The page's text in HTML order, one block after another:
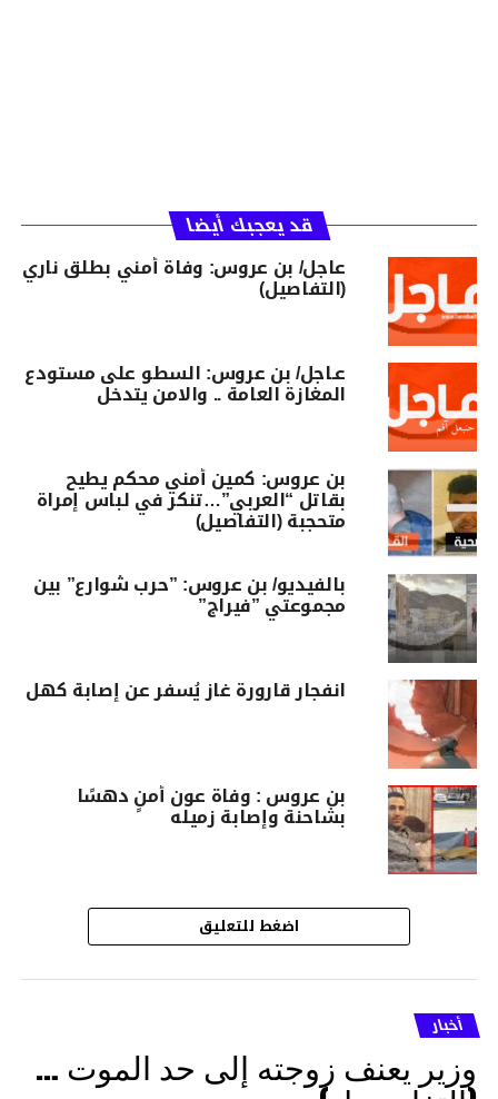
قد يعجبك أيضا
عاجل/ بن عروس: وفاة أمني بطلق ناري
(التفاصيل)
عـاجل/ بن عروس: السطو على مستودع
المغازة العامة .. والامن يتدخل
بن عروس: كمين أمني محكم يطيح
بقاتل “العربي”…تنكر في لباس إمراة
متحجبة (التفاصيل)
بالفيديو/ بن عروس: ”حرب شوارع” بين
مجموعتي ”فيراج”
انفجار قارورة غاز يُسفر عن إصابة كهل
بن عروس : وفاة عون أمنٍ دهسًا
بشاحنة وإصابة زميله
اضغط للتعليق
أخبار
وزير يعنف زوجته إلى حد الموت …